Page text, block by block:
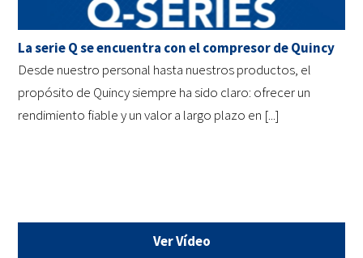
La serie Q se encuentra con el compresor de Quincy
Desde nuestro personal hasta nuestros productos, el
propósito de Quincy siempre ha sido claro: ofrecer un
rendimiento fiable y un valor a largo plazo en [...]
Ver Vídeo